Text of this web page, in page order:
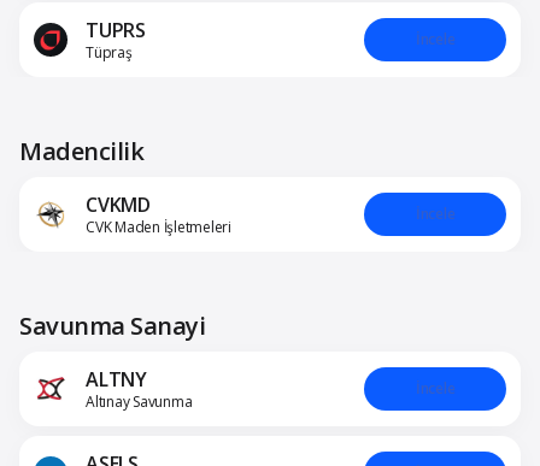
TUPRS
Tüpraş
İncele
Madencilik
CVKMD
CVK Maden İşletmeleri
İncele
Savunma Sanayi
ALTNY
Altınay Savunma
İncele